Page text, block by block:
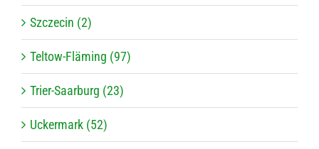
Szczecin (2)
Teltow-Fläming (97)
Trier-Saarburg (23)
Uckermark (52)